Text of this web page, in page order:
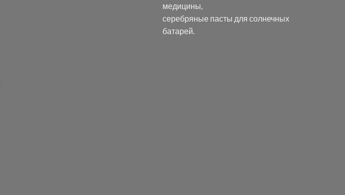
медицины,
серебряные пасты для солнечных
батарей.